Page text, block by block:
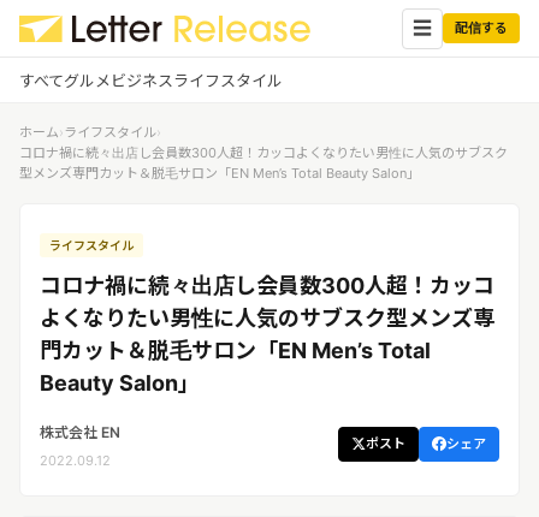
☰ 配信する
すべてグルメビジネスライフスタイル
ビジネス
ライフスタイル
ログイン ✕
企業ユーザーでログイン
する
レターリリース受信ユーザー
メディアユーザーでログインする
レターリリースを受信（メディア登
録）
ホーム›ライフスタイル›
コロナ禍に続々出店し会員数300人超！カッコよくなりたい男性に人気のサブスク
型メンズ専門カット＆脱毛サロン「EN Men’s Total Beauty Salon」
ライフスタイル
コロナ禍に続々出店し会員数300人超！カッコ
よくなりたい男性に人気のサブスク型メンズ専
門カット＆脱毛サロン「EN Men’s Total
Beauty Salon」
株式会社 EN
2022.09.12
ポスト シェア